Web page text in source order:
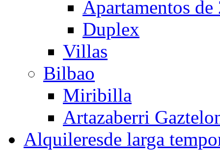
Apartamentos
Duplex
Villas
Bilbao
Miribilla
Artazaberri
Alquileresde larga